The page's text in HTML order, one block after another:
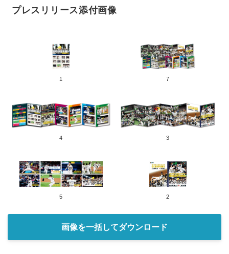
プレスリリース添付画像
1 7
4 3
5 2
画像を一括してダウンロード